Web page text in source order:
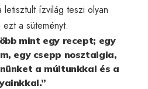
ízvilág teszi olyan
a süteményt.
mint egy recept; egy
egy csepp nosztalgia,
a múltunkkal és a